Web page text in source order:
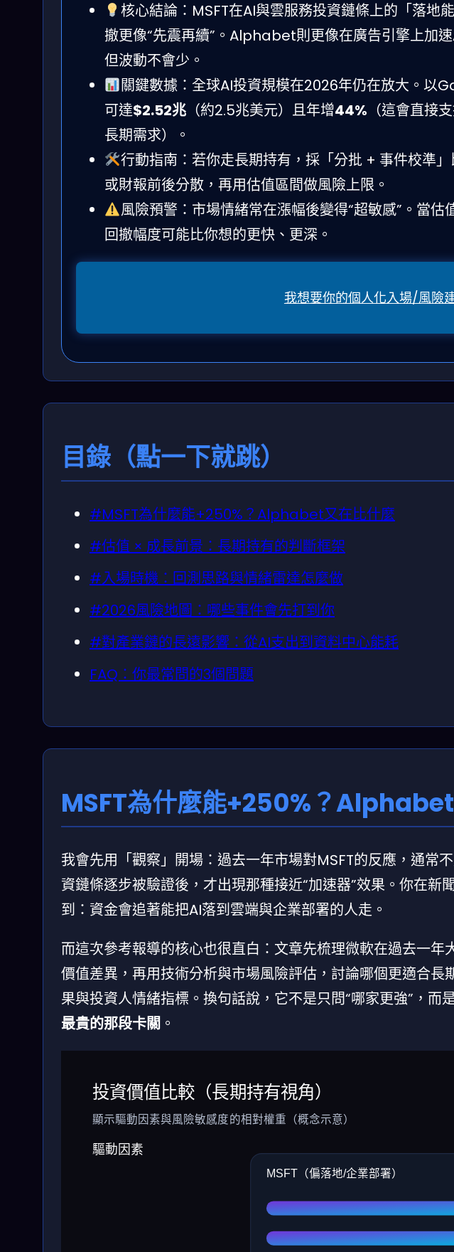
核心結論：MSFT在AI與雲服務投資鏈條上的「落地
撤更像“先震再續”。Alphabet則更像在廣告引擎上加
但波動不會少。
關鍵數據：全球AI投資規模在2026年仍在放大。以
可達$2.52兆 （約2.5兆美元）且年增44% （這會直接
長期需求）。
行動指南：若你走長期持有，採「分批 + 事件校準
或財報前後分散，再用估值區間做風險上限。
風險預警：市場情緒常在漲幅後變得“超敏感”。當估
回撤幅度可能比你想的更快、更深。
我想要你的個人化入場/風險
目錄（點一下就跳）
#MSFT為什麼能+250%？Alphabet又在比什麼
#估值 × 成長前景：長期持有的判斷框架
#入場時機：回測思路與情緒雷達怎麼做
#2026風險地圖：哪些事件會先打到你
#對產業鏈的長遠影響：從AI支出到資料中心能耗
FAQ：你最常問的3個問題
MSFT為什麼能+250%？
我會先用「觀察」開場：過去一年市場對MSFT的反應，通常
資鏈條逐步被驗證後，才出現那種接近“加速器”效果。你在新
到：資金會追著能把AI落到雲端與企業部署的人走。
而這次參考報導的核心也很直白：文章先梳理微軟在過去一年
價值差異，再用技術分析與市場風險評估，討論哪個更適合長
果與投資人情緒指標。換句話說，它不是只問“哪家更強”，而
最貴的那段卡關 。
投資價值比較（長期持有視角）
顯示驅動因素與風險敏感度的相對權重（概念示意）
驅動因素
MSFT（偏落地/企業部署）